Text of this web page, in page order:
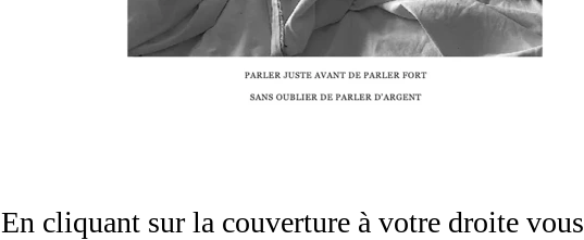
En cliquant sur la couverture à votre droite vous